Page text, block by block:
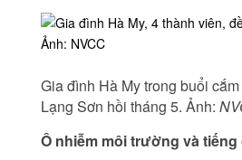
Gia đình Hà My trong buổi
Lạng Sơn hồi tháng 5. Ảnh:
Ô nhiễm môi trường và tiếng